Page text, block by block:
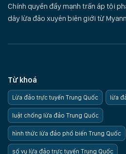
Chính quyền đẩy mạnh trấn áp tội
dây lừa đảo xuyên biên giới từ
Từ khoá
Lừa đảo trực tuyến Trung Quốc lừa
luật chống lừa đảo Trung Quốc
hình thức lừa đảo phổ biến Trung Quốc
số vụ lừa đảo trực tuyến Trung Quốc